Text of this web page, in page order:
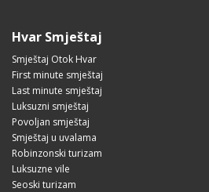
Hvar Smještaj
Smještaj Otok Hvar
First minute smještaj
Last minute smještaj
Luksuzni smještaj
Povoljan smještaj
Smještaj u uvalama
Robinzonski turizam
Luksuzne vile
Seoski turizam